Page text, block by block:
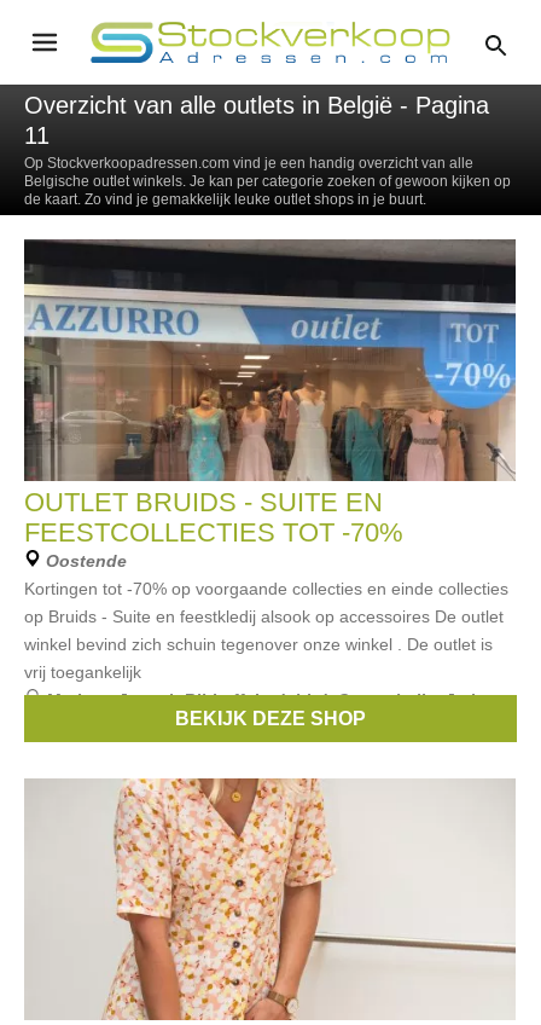
Overzicht van alle outlets in België - Pagina
11
Op Stockverkoopadressen.com vind je een handig overzicht van alle
Belgische outlet winkels. Je kan per categorie zoeken of gewoon kijken op
de kaart. Zo vind je gemakkelijk leuke outlet shops in je buurt.
OUTLET BRUIDS - SUITE EN
FEESTCOLLECTIES TOT -70%
Oostende
Kortingen tot -70% op voorgaande collecties en einde collecties
op Bruids - Suite en feestkledij alsook op accessoires De outlet
winkel bevind zich schuin tegenover onze winkel . De outlet is
vrij toegankelijk
Merken:Joseph Ribkoff,Ladybird,Cosmobella,Jarice,
BEKIJK DEZE SHOP